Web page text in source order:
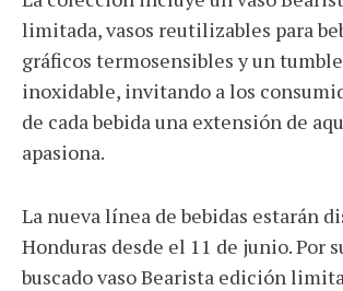
limitada, vasos reutilizables para
gráficos termosensibles y un
inoxidable, invitando a los
de cada bebida una extensión de
apasiona.
La nueva línea de bebidas estarán
Honduras desde el 11 de junio. Por
buscado vaso Bearista edición